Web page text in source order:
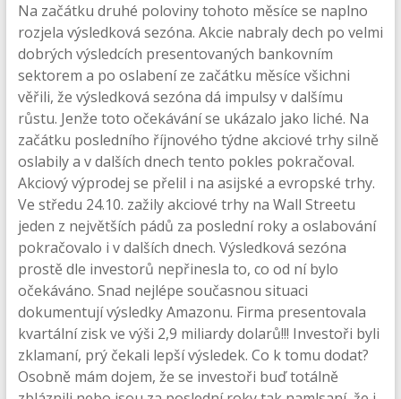
Na začátku druhé poloviny tohoto měsíce se naplno
rozjela výsledková sezóna. Akcie nabraly dech po velmi
dobrých výsledcích presentovaných bankovním
sektorem a po oslabení ze začátku měsíce všichni
věřili, že výsledková sezóna dá impulsy v dalšímu
růstu. Jenže toto očekávání se ukázalo jako liché. Na
začátku posledního říjnového týdne akciové trhy silně
oslabily a v dalších dnech tento pokles pokračoval.
Akciový výprodej se přelil i na asijské a evropské trhy.
Ve středu 24.10. zažily akciové trhy na Wall Streetu
jeden z největších pádů za poslední roky a oslabování
pokračovalo i v dalších dnech. Výsledková sezóna
prostě dle investorů nepřinesla to, co od ní bylo
očekáváno. Snad nejlépe současnou situaci
dokumentují výsledky Amazonu. Firma presentovala
kvartální zisk ve výši 2,9 miliardy dolarů!!! Investoři byli
zklamaní, prý čekali lepší výsledek. Co k tomu dodat?
Osobně mám dojem, že se investoři buď totálně